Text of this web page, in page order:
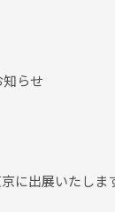
らせ
に出展いたしま